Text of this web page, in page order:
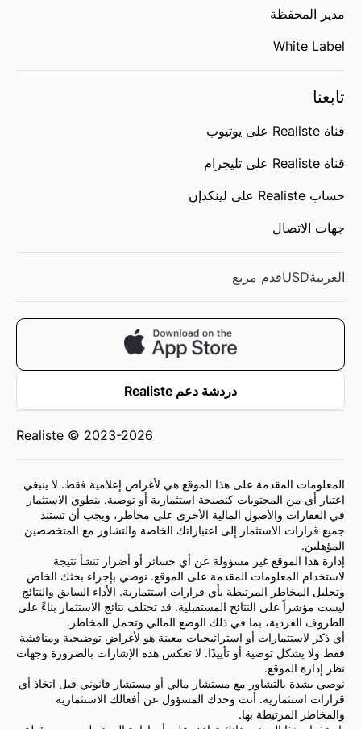
مدير المحفظة
White Label
تابعنا
قناة Realiste على يوتيوب
قناة Realiste على تليجرام
حساب Realiste على لينكدإن
جهات الاتصال
العربيةUSDقدم مربع
دردشة دعم Realiste
Realiste © 2023-2026
المعلومات المقدمة على هذا الموقع هي لأغراض إعلامية فقط. لا ينبغي
اعتبار أي من المحتويات كنصيحة استثمارية أو توصية. ينطوي الاستثمار
في العقارات والأصول المالية الأخرى على مخاطر، ويجب أن تستند
جميع قرارات الاستثمار إلى اعتباراتك الخاصة والتشاور مع المتخصصين
المؤهلين.
إدارة هذا الموقع غير مسؤولة عن أي خسائر أو أضرار تنشأ نتيجة
لاستخدام المعلومات المقدمة على الموقع. نوصي بإجراء بحثك الخاص
وتحليل المخاطر المرتبطة بأي قرارات استثمارية. الأداء السابق والنتائج
ليست مؤشراً على النتائج المستقبلية. قد تختلف نتائج الاستثمار بناءً على
الظروف الفردية، بما في ذلك الوضع المالي وتحمل المخاطر.
أي ذكر لاستثمارات أو استراتيجيات معينة هو لأغراض توضيحية ومناقشة
فقط ولا يشكل توصية أو تأييدًا. لا تعكس هذه الإشارات بالضرورة وجهات
نظر إدارة الموقع.
نوصي بشدة بالتشاور مع مستشار مالي أو مستشار قانوني قبل اتخاذ أي
قرارات استثمارية. أنت وحدك المسؤول عن أفعالك الاستثمارية
والمخاطر المرتبطة بها.